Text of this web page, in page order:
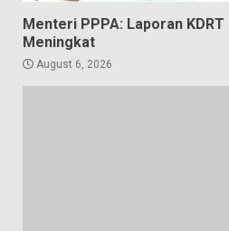
Menteri PPPA: Laporan
Meningkat
August 6, 2026